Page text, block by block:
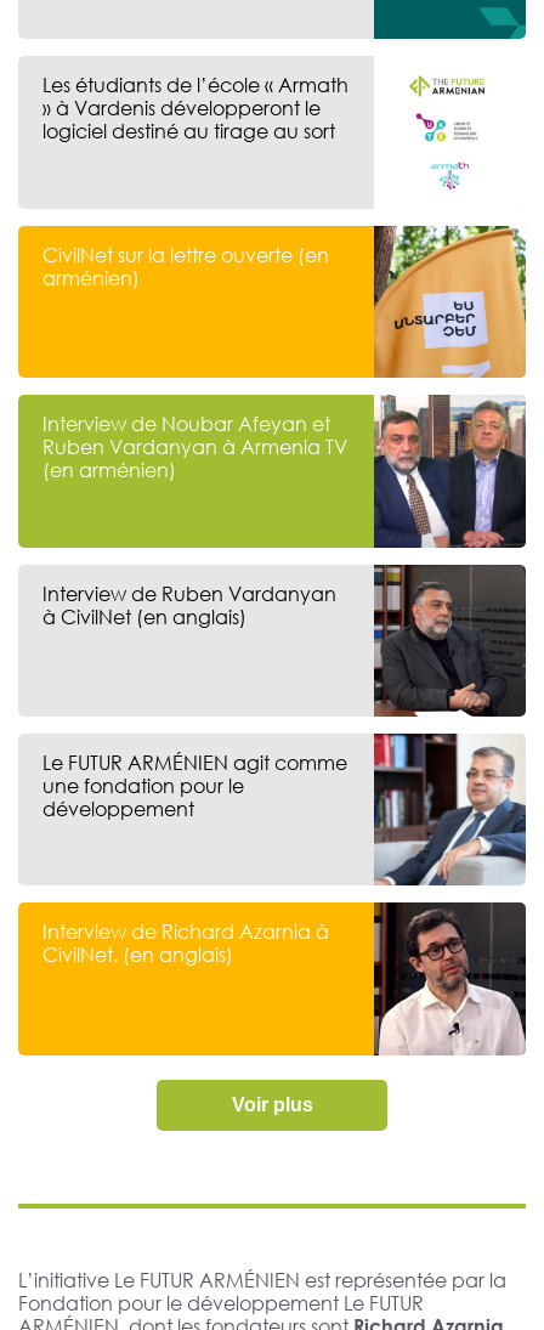
Les étudiants de l’école « Armath
» à Vardenis développeront le
logiciel destiné au tirage au sort
CivilNet sur la lettre ouverte (en
arménien)
Interview de Noubar Afeyan et
Ruben Vardanyan à Armenia TV
(en arménien)
Interview de Ruben Vardanyan
à CivilNet (en anglais)
Le FUTUR ARMÉNIEN agit comme
une fondation pour le
développement
Interview de Richard Azarnia à
CivilNet. (en anglais)
Voir plus
L’initiative Le FUTUR ARMÉNIEN est représentée par la
Fondation pour le développement Le FUTUR